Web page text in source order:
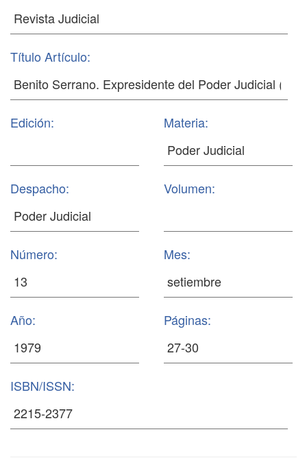
Título Artículo:
Edición: Materia:
Despacho: Volumen:
Número: Mes:
Año: Páginas:
ISBN/ISSN: